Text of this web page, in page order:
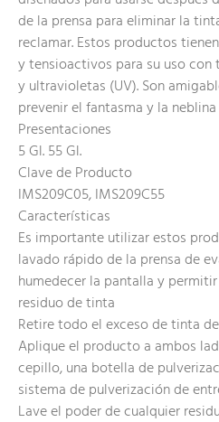
de la prensa para eliminar la
reclamar. Estos productos
y tensioactivos para su uso
y ultravioletas (UV). Son
prevenir el fantasma y la
Presentaciones
5 Gl. 55 Gl.
Clave de Producto
IMS209C05, IMS209C55
Características
Es importante utilizar estos
lavado rápido de la prensa de
humedecer la pantalla y
residuo de tinta
Retire todo el exceso de tinta
Aplique el producto a ambos
cepillo, una botella de
sistema de pulverización de
Lave el poder de cualquier